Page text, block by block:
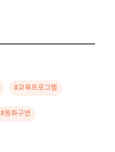
#교육프로그램
#동화구연